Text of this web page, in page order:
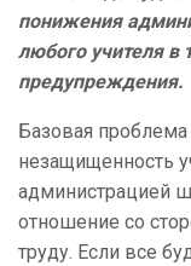
понижения
любого учителя в
предупреждения.
Базовая проблема
незащищенность
администрацией
отношение со
труду. Если все